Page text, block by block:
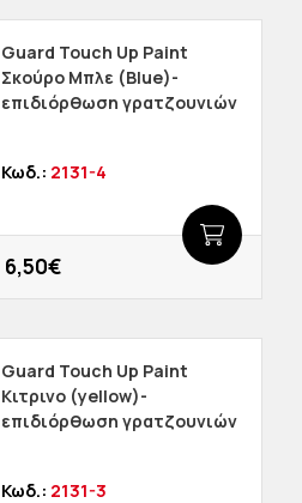
Guard Touch Up Paint
Σκούρο Μπλε (Blue)-
επιδιόρθωση γρατζουνιών
Κωδ.: 2131-4
6,50€
Guard Touch Up Paint
Kιτρινο (yellow)-
επιδιόρθωση γρατζουνιών
Κωδ.: 2131-3